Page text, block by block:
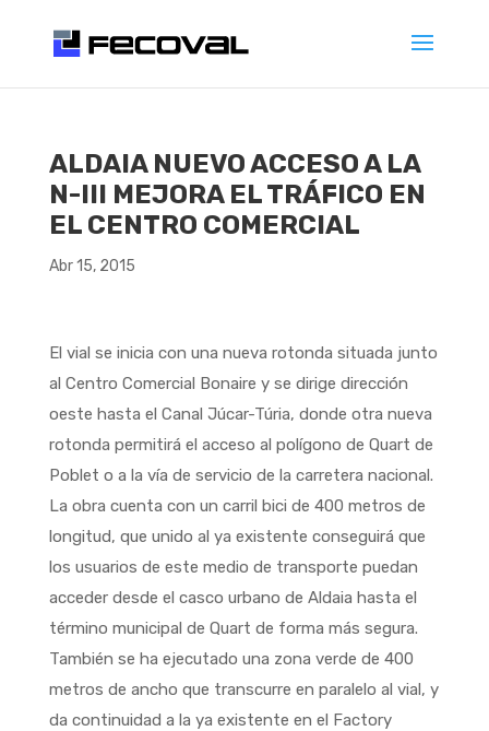
ALDAIA NUEVO ACCESO A LA
N-III MEJORA EL TRÁFICO EN
EL CENTRO COMERCIAL
Abr 15, 2015
El vial se inicia con una nueva rotonda situada junto
al Centro Comercial Bonaire y se dirige dirección
oeste hasta el Canal Júcar-Túria, donde otra nueva
rotonda permitirá el acceso al polígono de Quart de
Poblet o a la vía de servicio de la carretera nacional.
La obra cuenta con un carril bici de 400 metros de
longitud, que unido al ya existente conseguirá que
los usuarios de este medio de transporte puedan
acceder desde el casco urbano de Aldaia hasta el
término municipal de Quart de forma más segura.
También se ha ejecutado una zona verde de 400
metros de ancho que transcurre en paralelo al vial, y
da continuidad a la ya existente en el Factory